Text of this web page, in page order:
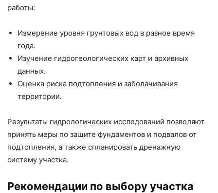
работы:
Измерение уровня грунтовых вод в разное время
года.
Изучение гидрогеологических карт и архивных
данных.
Оценка риска подтопления и заболачивания
территории.
Результаты гидрологических исследований позволяют
принять меры по защите фундаментов и подвалов от
подтопления, а также спланировать дренажную
систему участка.
Рекомендации по выбору участка